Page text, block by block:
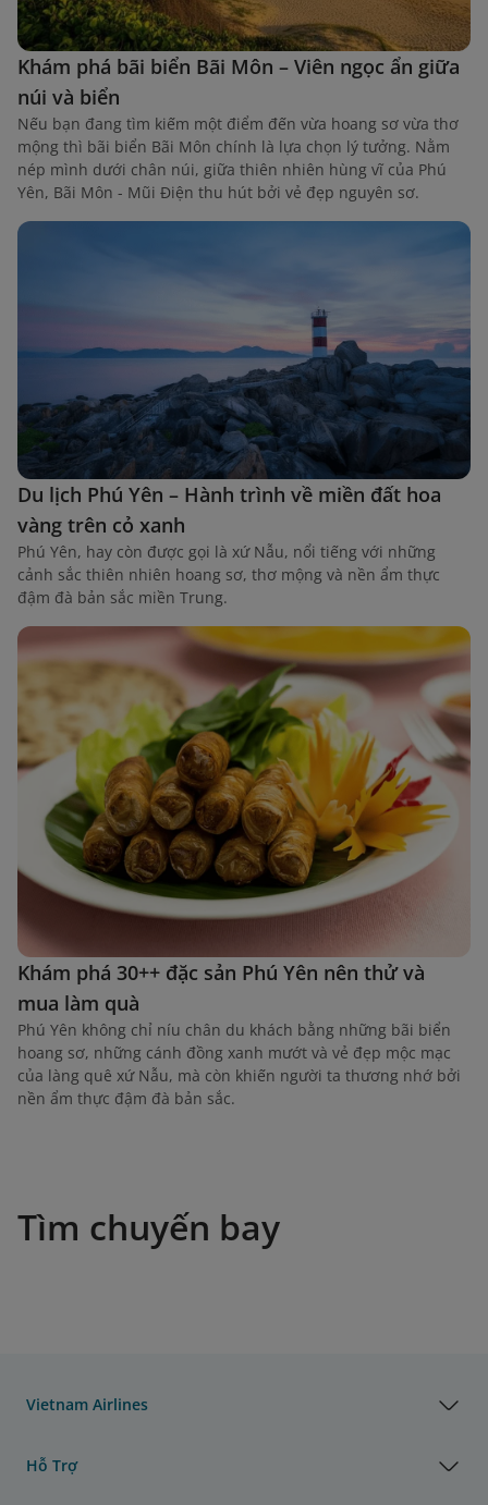
Khám phá bãi biển Bãi Môn – Viên ngọc ẩn giữa
núi và biển
Nếu bạn đang tìm kiếm một điểm đến vừa hoang sơ vừa thơ
mộng thì bãi biển Bãi Môn chính là lựa chọn lý tưởng. Nằm
nép mình dưới chân núi, giữa thiên nhiên hùng vĩ của Phú
Yên, Bãi Môn - Mũi Điện thu hút bởi vẻ đẹp nguyên sơ.
Du lịch Phú Yên – Hành trình về miền đất hoa
vàng trên cỏ xanh
Phú Yên, hay còn được gọi là xứ Nẫu, nổi tiếng với những
cảnh sắc thiên nhiên hoang sơ, thơ mộng và nền ẩm thực
đậm đà bản sắc miền Trung.
Khám phá 30++ đặc sản Phú Yên nên thử và
mua làm quà
Phú Yên không chỉ níu chân du khách bằng những bãi biển
hoang sơ, những cánh đồng xanh mướt và vẻ đẹp mộc mạc
của làng quê xứ Nẫu, mà còn khiến người ta thương nhớ bởi
nền ẩm thực đậm đà bản sắc.
Tìm chuyến bay
Vietnam Airlines
Hỗ Trợ